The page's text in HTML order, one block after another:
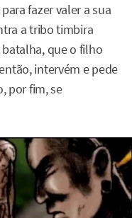
fazer valer a sua
a tribo timbira
que o filho
intervém e pede
por fim, se